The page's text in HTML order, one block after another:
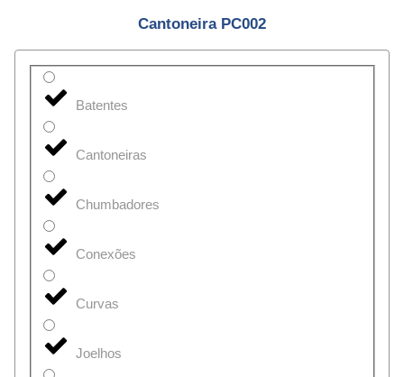
Batentes
Cantoneiras
Chumbadores
Conexões
Curvas
Joelhos
Cantoneira PC002